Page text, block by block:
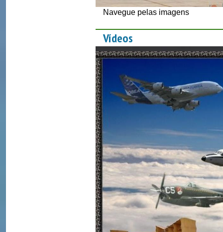
Navegue pelas imagens
Vídeos